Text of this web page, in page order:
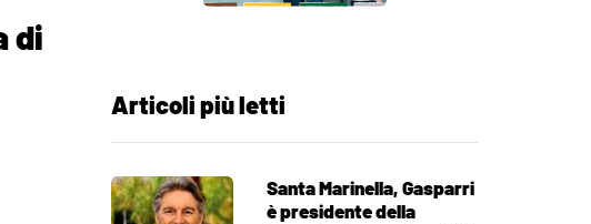
di
Articoli più letti
Santa Marinella, Gasparri
è presidente della